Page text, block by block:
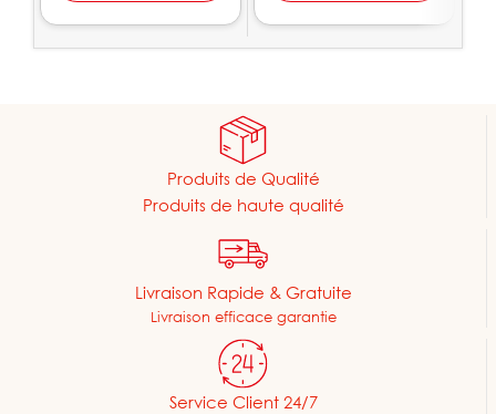
Produits de Qualité
Produits de haute qualité
Livraison Rapide & Gratuite
Livraison efficace garantie
Service Client 24/7